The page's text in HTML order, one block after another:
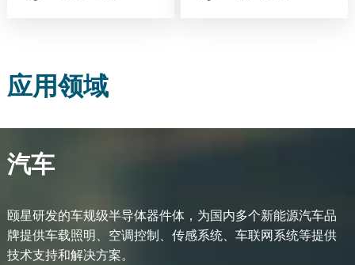
应用领域
汽车
颐星研发的车规级半导体器件体，为国内多个新能源汽车品
牌提供车载照明、空调控制、传感系统、车联网系统等提供
技术支持和解决方案。